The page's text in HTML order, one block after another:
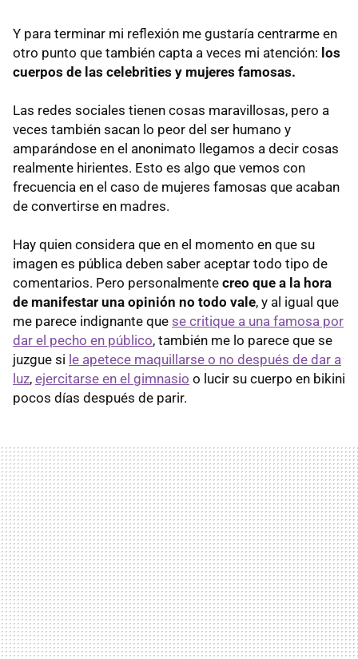
Y para terminar mi reflexión me gustaría centrarme en
otro punto que también capta a veces mi atención: los
cuerpos de las celebrities y mujeres famosas.
Las redes sociales tienen cosas maravillosas, pero a
veces también sacan lo peor del ser humano y
amparándose en el anonimato llegamos a decir cosas
realmente hirientes. Esto es algo que vemos con
frecuencia en el caso de mujeres famosas que acaban
de convertirse en madres.
Hay quien considera que en el momento en que su
imagen es pública deben saber aceptar todo tipo de
comentarios. Pero personalmente creo que a la hora
de manifestar una opinión no todo vale, y al igual que
me parece indignante que se critique a una famosa por
dar el pecho en público, también me lo parece que se
juzgue si le apetece maquillarse o no después de dar a
luz, ejercitarse en el gimnasio o lucir su cuerpo en bikini
pocos días después de parir.